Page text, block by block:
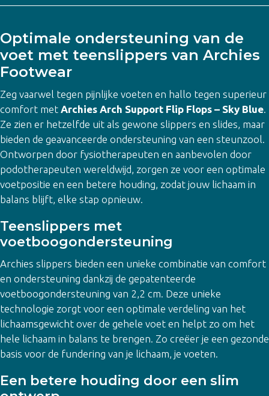
Sky
aantal
Optimale ondersteuning van de
voet met teenslippers van Archies
Footwear
Zeg vaarwel tegen pijnlijke voeten en hallo tegen superieur
comfort met Archies Arch Support Flip Flops – Sky Blue.
Ze zien er hetzelfde uit als gewone slippers en slides, maar
bieden de geavanceerde ondersteuning van een steunzool.
Ontworpen door fysiotherapeuten en aanbevolen door
podotherapeuten wereldwijd, zorgen ze voor een optimale
voetpositie en een betere houding, zodat jouw lichaam in
balans blijft, elke stap opnieuw.
Teenslippers met
voetboogondersteuning
Archies slippers bieden een unieke combinatie van comfort
en ondersteuning dankzij de gepatenteerde
voetboogondersteuning van 2,2 cm. Deze unieke
technologie zorgt voor een optimale verdeling van het
lichaamsgewicht over de gehele voet en helpt zo om het
hele lichaam in balans te brengen. Zo creëer je een gezonde
basis voor de fundering van je lichaam, je voeten.
Een betere houding door een slim